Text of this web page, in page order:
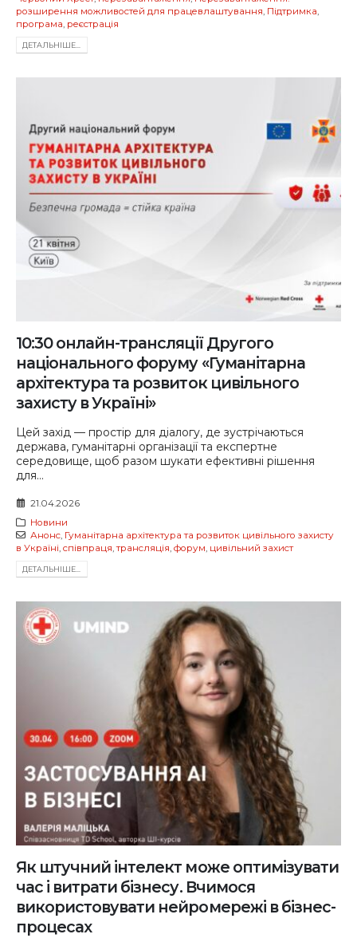
розширення можливостей для працевлаштування Підтримка
програма реєстрація
ДЕТАЛЬНIШЕ...
10:30 онлайн-трансляції Другого
національного форуму «Гуманітарна
архітектура та розвиток цивільного
захисту в Україні»
Цей захід — простір для діалогу, де зустрічаються
держава, гуманітарні організації та експертне
середовище, щоб разом шукати ефективні рішення
для...
21.04.2026
Новини
Анонс, Гуманітарна архітектура та розвиток цивільного захисту
в Україні, співпраця,трансляція, форум, цивільний захист
ДЕТАЛЬНIШЕ...
Як штучний інтелект може оптимізувати
час і витрати бізнесу. Вчимося
використовувати нейромережі в бізнес-
процесах